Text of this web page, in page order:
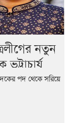
নতুন
পদ থেকে সরিয়ে